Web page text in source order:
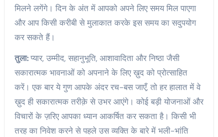
मिलने लगेंगे। दिन के अंत में आपको अपने लिए समय मिल पाएगा
और आप किसी करीबी से मुलाकात करके इस समय का सदुपयोग
कर सकते हैं।
तुला:प्यार, उम्मीद, सहानुभूति, आशावादिता और निष्ठा जैसी
सकारात्मक भावनाओं को अपनाने के लिए ख़ुद को प्रोत्साहित
करें। एक बार ये गुण आपके अंदर रच-बस जाएँ, तो हर हालात में वे
ख़ुद ही सकारात्मक तरीक़े से उभर आएंगे। कोई बड़ी योजनाओं और
विचारों के ज़रिए आपका ध्यान आकर्षित कर सकता है। किसी भी
तरह का निवेश करने से पहले उस व्यक्ति के बारे में भली-भांति